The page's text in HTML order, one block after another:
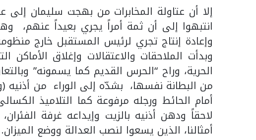
إلا أن عتاولة المخابرات من بهجت سليمان
انتبهوا إلى أن ثمة أمراً يجري بعيداً عنهم،
وإعادة إنتاج تجري لرئيس المستقبل خارج
وبدأت الملاحقات والاعتقالات وإغلاق
الحرية، وراح “الحرس القديم كما يسمونه”
من البطانة نفسها، بشدّه إلى الوراء من
أمام الحائط ورجله مرفوعة كما التلاميذ
لاحقاً ودهن أذنيه بالزيت وإيداعه غرفة
أمثالنا، الذين يسعوا لنصب العدالة ووضع الميزان.